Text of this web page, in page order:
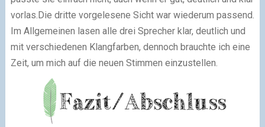
vorlas.Die dritte vorgelesene Sicht war wiederum passend.
Im Allgemeinen lasen alle drei Sprecher klar, deutlich und
mit verschiedenen Klangfarben, dennoch brauchte ich eine
Zeit, um mich auf die neuen Stimmen einzustellen.